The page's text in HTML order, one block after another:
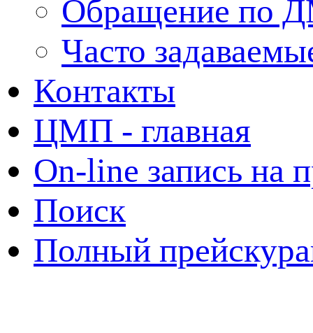
Обращение по
Часто
Контакты
ЦМП - главная
On-line запись на
Поиск
Полный